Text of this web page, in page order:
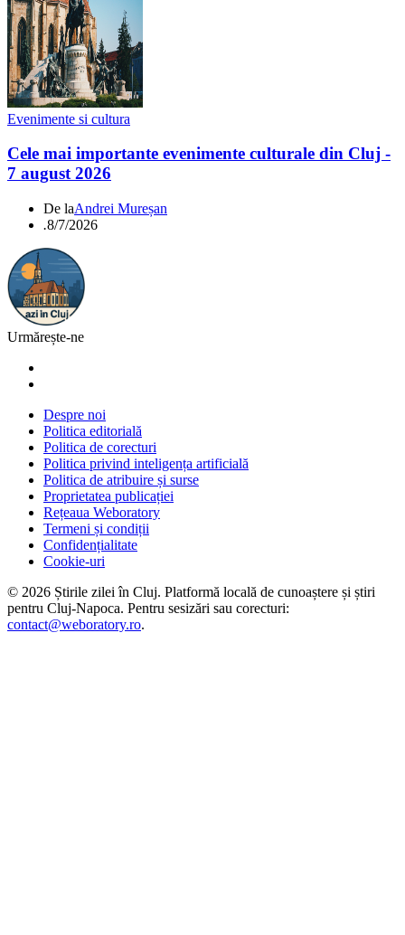
Evenimente si cultura
Cele mai importante evenimente culturale din Cluj -
7 august 2026
De laAndrei Mureșan
.8/7/2026
Urmărește-ne
Despre noi
Politica editorială
Politica de corecturi
Politica privind inteligența artificială
Politica de atribuire și surse
Proprietatea publicației
Rețeaua Weboratory
Termeni și condiții
Confidențialitate
Cookie-uri
© 2026 Știrile zilei în Cluj. Platformă locală de cunoaștere și știri
pentru Cluj-Napoca. Pentru sesizări sau corecturi:
contact@weboratory.ro.